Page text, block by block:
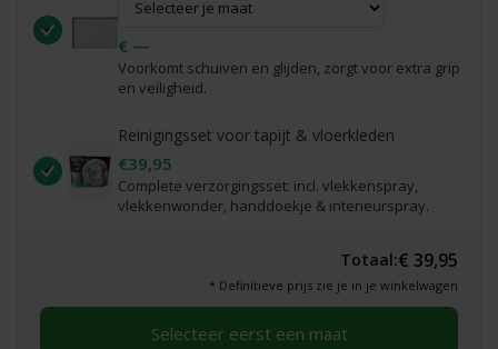
€ —
Voorkomt schuiven en glijden, zorgt voor extra grip
en veiligheid.
Reinigingsset voor tapijt & vloerkleden
€39,95
Complete verzorgingsset: incl. vlekkenspray,
vlekkenwonder, handdoekje & interieurspray.
Totaal:€ 39,95
* Definitieve prijs zie je in je winkelwagen
Selecteer eerst een maat